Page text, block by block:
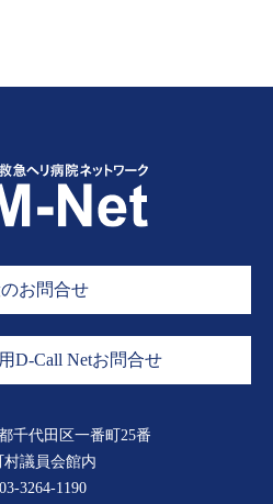
お問合せ
D-Call Netお問合せ
千代田区一番町25番
村議員会館内
03-3264-1190